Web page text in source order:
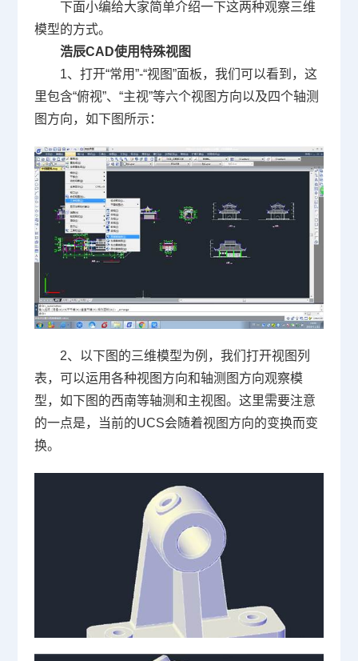
下面小编给大家简单介绍一下这两种观察三维
模型的方式。
浩辰CAD使用特殊视图
1、打开“常用”-“视图”面板，我们可以看到，这
里包含“俯视”、“主视”等六个视图方向以及四个轴测
图方向，如下图所示：
2、以下图的三维模型为例，我们打开视图列
表，可以运用各种视图方向和轴测图方向观察模
型，如下图的西南等轴测和主视图。这里需要注意
的一点是，当前的UCS会随着视图方向的变换而变
换。